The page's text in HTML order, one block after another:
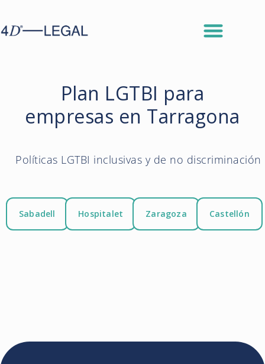
Plan LGTBI para
empresas en Tarragona
Políticas LGTBI inclusivas y de no discriminación
Sabadell Hospitalet Zaragoza Castellón